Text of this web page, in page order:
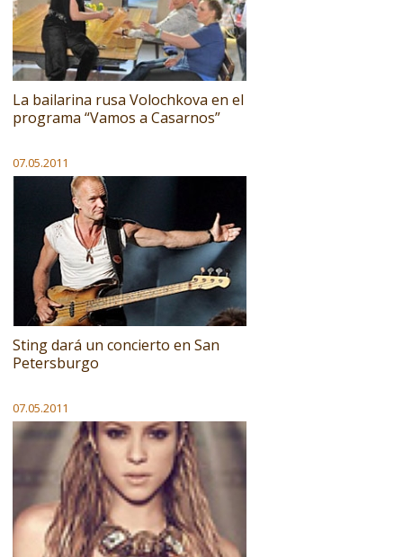
La bailarina rusa Volochkova en el
programa “Vamos a Casarnos”
07.05.2011
Sting dará un concierto en San
Petersburgo
07.05.2011